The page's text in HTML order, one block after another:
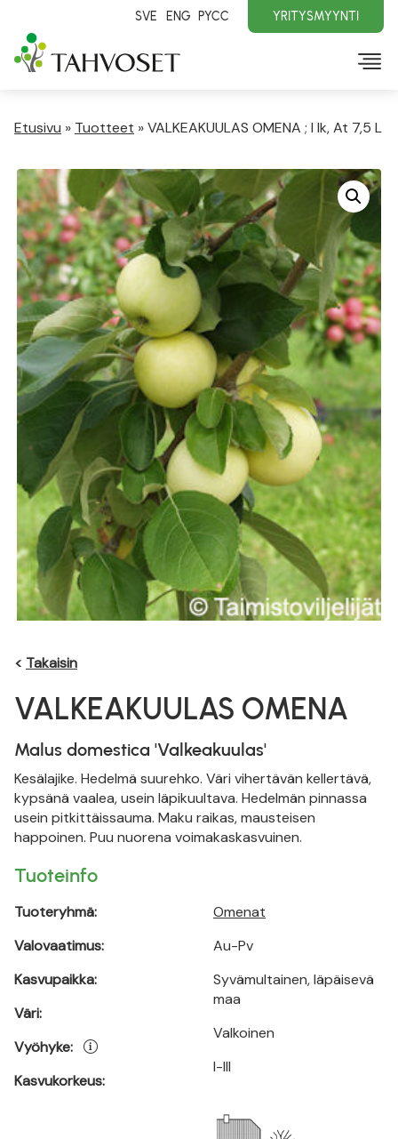
SVE ENG PYCC YRITYSMYYNTI
Etusivu » Tuotteet »VALKEAKUULAS OMENA ; I lk, At 7,5 L
< Takaisin
VALKEAKUULAS OMENA
Malus domestica 'Valkeakuulas'
Kesälajike. Hedelmä suurehko. Väri vihertävän kellertävä,
kypsänä vaalea, usein läpikuultava. Hedelmän pinnassa
usein pitkittäissauma. Maku raikas, mausteisen
happoinen. Puu nuorena voimakaskasvuinen.
Tuoteinfo
Tuoteryhmä:
Valovaatimus:
Kasvupaikka:
Väri:
Vyöhyke:
Kasvukorkeus:
Omenat
Au-Pv
Syvämultainen, läpäisevä
maa
Valkoinen
I-III